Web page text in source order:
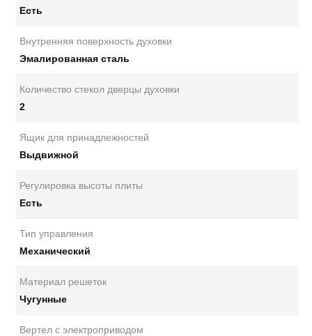
Есть
Внутренняя поверхность духовки
Эмалированная сталь
Количество стекол дверцы духовки
2
Ящик для принадлежностей
Выдвижной
Регулировка высоты плиты
Есть
Тип управления
Механический
Материал решеток
Чугунные
Вертел с электроприводом